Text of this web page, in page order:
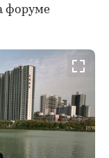
форуме